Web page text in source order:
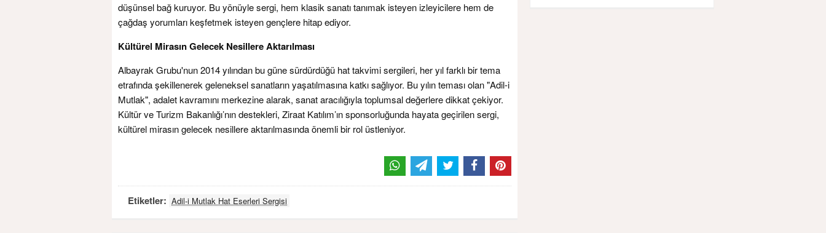
düşünsel bağ kuruyor. Bu yönüyle sergi, hem klasik sanatı tanımak isteyen izleyicilere hem de
çağdaş yorumları keşfetmek isteyen gençlere hitap ediyor.
Kültürel Mirasın Gelecek Nesillere Aktarılması
Albayrak Grubu'nun 2014 yılından bu güne sürdürdüğü hat takvimi sergileri, her yıl farklı bir tema
etrafında şekillenerek geleneksel sanatların yaşatılmasına katkı sağlıyor. Bu yılın teması olan "Adil-i
Mutlak", adalet kavramını merkezine alarak, sanat aracılığıyla toplumsal değerlere dikkat çekiyor.
Kültür ve Turizm Bakanlığı’nın destekleri, Ziraat Katılım’ın sponsorluğunda hayata geçirilen sergi,
kültürel mirasın gelecek nesillere aktarılmasında önemli bir rol üstleniyor.
Etiketler: Adil-i Mutlak Hat Eserleri Sergisi